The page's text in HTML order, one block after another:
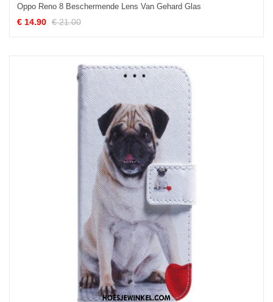
Oppo Reno 8 Beschermende Lens Van Gehard Glas
€ 14.90 € 21.00